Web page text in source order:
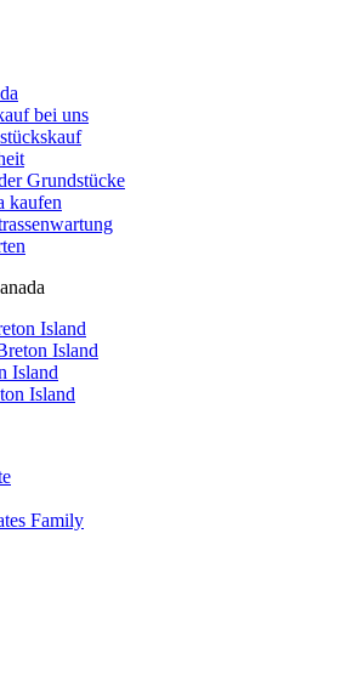
bei uns
Grundstücke
kaufen
Island
Island
Island
Island
Family